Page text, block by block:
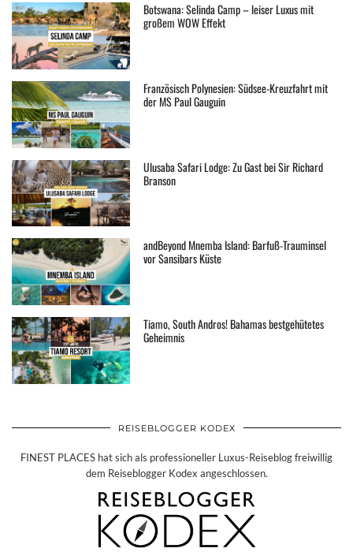
Botswana: Selinda Camp – leiser Luxus mit
großem WOW Effekt
Französisch Polynesien: Südsee-Kreuzfahrt mit
der MS Paul Gauguin
Ulusaba Safari Lodge: Zu Gast bei Sir Richard
Branson
andBeyond Mnemba Island: Barfuß-Trauminsel
vor Sansibars Küste
Tiamo, South Andros! Bahamas bestgehütetes
Geheimnis
REISEBLOGGER KODEX
FINEST PLACES hat sich als professioneller Luxus-Reiseblog freiwillig
dem Reiseblogger Kodex angeschlossen.